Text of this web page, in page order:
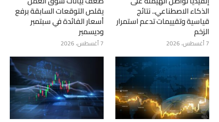
الذكاء الاصطناعي.. نتائج
قياسية وتقييمات تدعم استمرار
الزخم
7 أغسطس، 2026
يقلص التوقعات السابقة برفع
أسعار الفائدة في سبتمبر
وديسمبر
7 أغسطس، 2026